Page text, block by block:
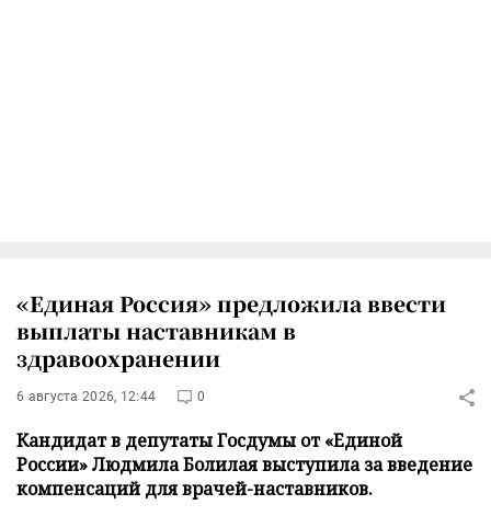
«Единая Россия» предложила ввести
выплаты наставникам в
здравоохранении
6 августа 2026, 12:44 0
Кандидат в депутаты Госдумы от «Единой
России» Людмила Болилая выступила за введение
компенсаций для врачей-наставников.